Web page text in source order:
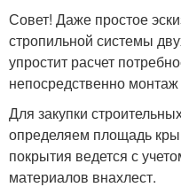
Совет! Даже простое
стропильной системы
упростит расчет
непосредственно
Для закупки
определяем площадь
покрытия ведется с
материалов внахлест.